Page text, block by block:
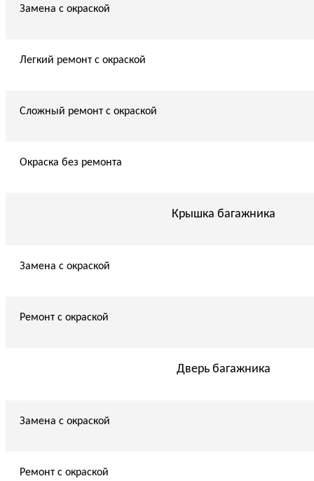
Замена с окраской
Легкий ремонт с окраской
Сложный ремонт с окраской
Окраска без ремонта
Крышка багажника
Замена с окраской
Ремонт с окраской
Дверь багажника
Замена с окраской
Ремонт с окраской